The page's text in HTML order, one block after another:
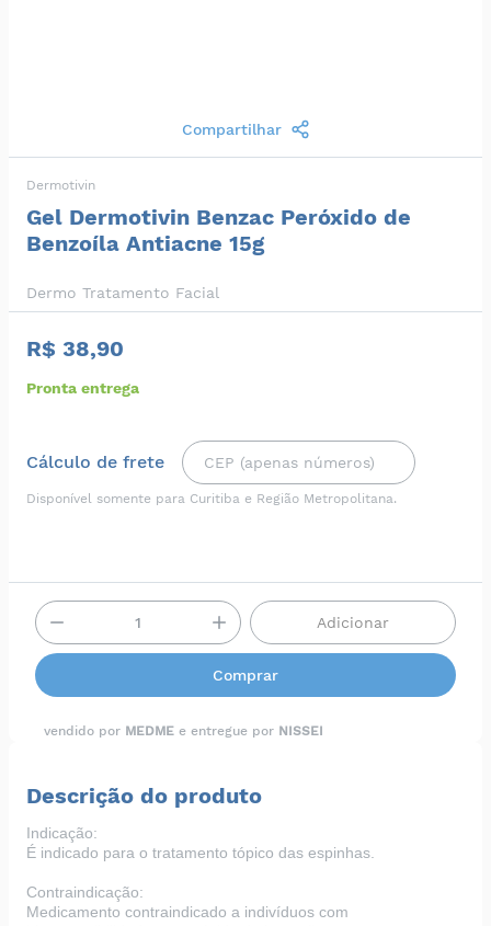
Compartilhar
Dermotivin
Gel Dermotivin Benzac Peróxido de
Benzoíla Antiacne 15g
Dermo Tratamento Facial
R$ 38,90
Pronta entrega
Cálculo de frete
Disponível somente para Curitiba e Região Metropolitana.
Adicionar
Comprar
vendido por MEDME e entregue por NISSEI
Descrição do produto
Indicação:
É indicado para o tratamento tópico das espinhas.
Contraindicação:
Medicamento contraindicado a indivíduos com